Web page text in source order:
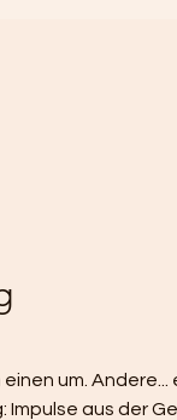
um.
Impulse aus der